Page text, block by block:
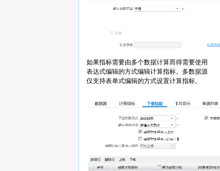
如果指标需要由多个数据计算而得需要使用
表达式编辑的方式编辑计算指标。多数据源
仅支持表单式编辑的方式设置计算指标。